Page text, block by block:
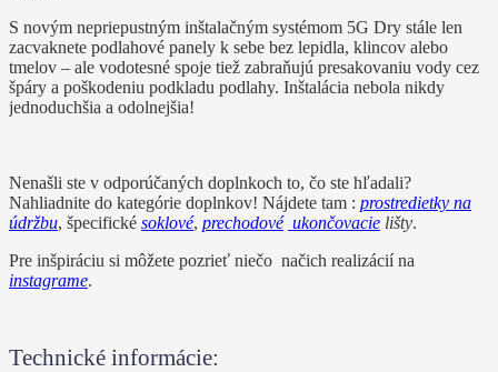
S novým nepriepustným inštalačným systémom 5G Dry stále len
zacvaknete podlahové panely k sebe bez lepidla, klincov alebo
tmelov – ale vodotesné spoje tiež zabraňujú presakovaniu vody cez
špáry a poškodeniu podkladu podlahy. Inštalácia nebola nikdy
jednoduchšia a odolnejšia!
Nenašli ste v odporúčaných doplnkoch to, čo ste hľadali?
Nahliadnite do kategórie doplnkov! Nájdete tam : prostredietky na
údržbu, špecifické soklové, prechodové ukončovacie lišty.
Pre inšpiráciu si môžete pozrieť niečo načich realizácií na
instagrame.
Technické informácie: